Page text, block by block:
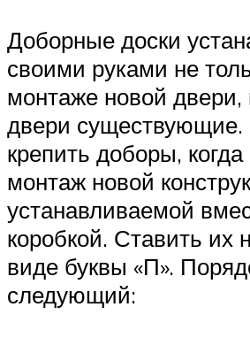
Доборные доски
своими руками не
монтаже новой двери,
двери существующие.
крепить доборы,
монтаж новой
устанавливаемой
коробкой. Ставить их
виде буквы «П».
следующий: